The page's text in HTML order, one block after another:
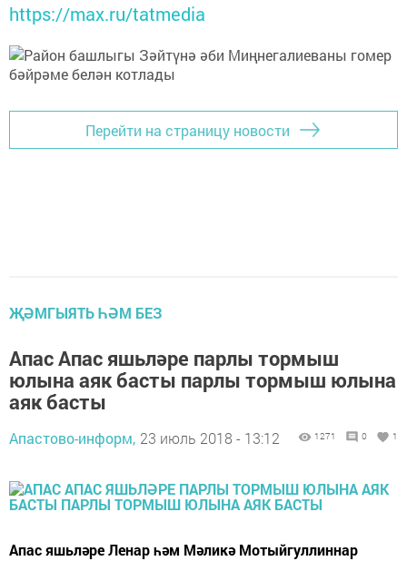
https://max.ru/tatmedia
Перейти на страницу новости
ҖӘМГЫЯТЬ ҺӘМ БЕЗ
Апас Апас яшьләре парлы тормыш
юлына аяк басты парлы тормыш юлына
аяк басты
Апастово-информ, 23 июль 2018 - 13:12 1271 0 1
Апас яшьләре Ленар һәм Мәликә Мотыйгуллиннар